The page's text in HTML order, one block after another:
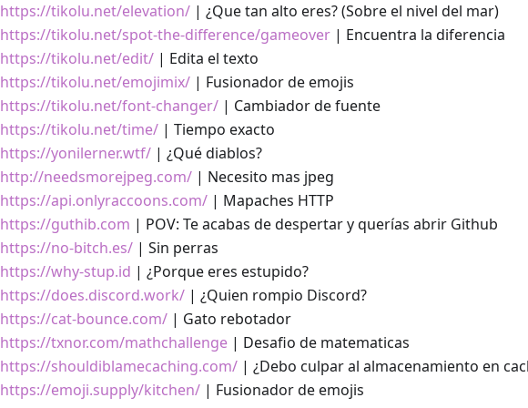
https://tikolu.net/elevation/ | ¿Que tan alto eres? (Sobre el nivel del mar)
https://tikolu.net/spot-the-difference/gameover | Encuentra la diferencia
https://tikolu.net/edit/ | Edita el texto
https://tikolu.net/emojimix/ | Fusionador de emojis
https://tikolu.net/font-changer/ | Cambiador de fuente
https://tikolu.net/time/ | Tiempo exacto
https://yonilerner.wtf/ | ¿Qué diablos?
http://needsmorejpeg.com/ | Necesito mas jpeg
https://api.onlyraccoons.com/ | Mapaches HTTP
https://guthib.com | POV: Te acabas de despertar y querías abrir Github
https://no-bitch.es/ | Sin perras
https://why-stup.id | ¿Porque eres estupido?
https://does.discord.work/ | ¿Quien rompio Discord?
https://cat-bounce.com/ | Gato rebotador
https://txnor.com/mathchallenge | Desafio de matematicas
https://shouldiblamecaching.com/ | ¿Debo culpar al almacenamiento en
https://emoji.supply/kitchen/ | Fusionador de emojis